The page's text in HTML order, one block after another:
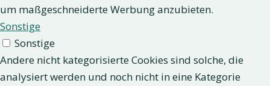
um maßgeschneiderte Werbung anzubieten.
Sonstige
Sonstige
Andere nicht kategorisierte Cookies sind solche, die
analysiert werden und noch nicht in eine Kategorie